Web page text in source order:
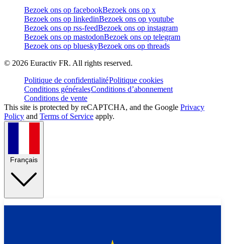
Bezoek ons op facebookBezoek ons op x
Bezoek ons op linkedinBezoek ons op youtube
Bezoek ons op rss-feedBezoek ons op instagram
Bezoek ons op mastodonBezoek ons op telegram
Bezoek ons op blueskyBezoek ons op threads
© 2026 Euractiv FR. All rights reserved.
Politique de confidentialitéPolitique cookies
Conditions généralesConditions d’abonnement
Conditions de vente
This site is protected by reCAPTCHA, and the Google Privacy
Policy and Terms of Service apply.
Français